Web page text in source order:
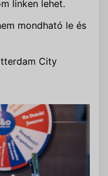
linken lehet.
mondható le és
City